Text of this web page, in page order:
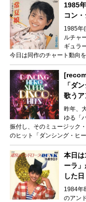
1985
コン
1985年
ルチャ
ギュラ
今日は同作のチャート動向
「ダ
歌うア
昨年、
ゆる「
振付し、そのミュージック
のヒット「ダンシング・ヒ
本日
ーラ
した日
1984年
のアン